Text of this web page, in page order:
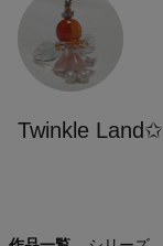
Twinkle Land✩